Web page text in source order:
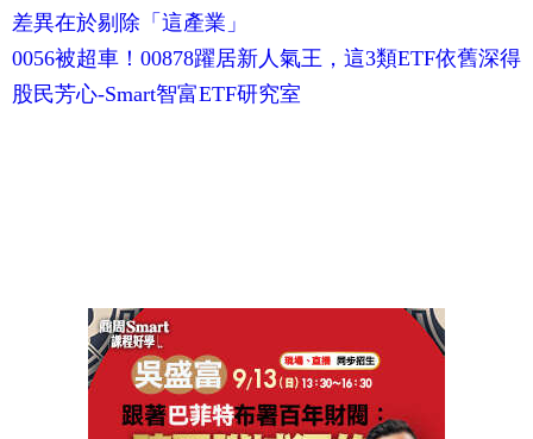
差異在於剔除「這產業」
0056被超車！00878躍居新人氣王，這3類ETF依舊深得
股民芳心-Smart智富ETF研究室